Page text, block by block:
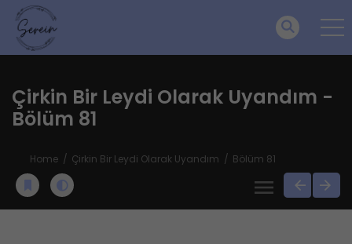
Çirkin Bir Leydi Olarak Uyandım -
Bölüm 81
Home Çirkin Bir Leydi Olarak Uyandım Bölüm 81